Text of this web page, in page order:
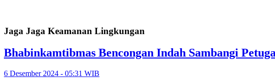
Jaga Jaga Keamanan Lingkungan
Bhabinkamtibmas Bencongan Indah Sambangi
6 Desember 2024 - 05:31 WIB